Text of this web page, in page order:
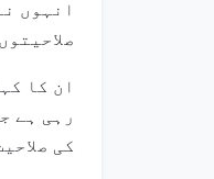
انہوں
ان کا
رہی ہے
کی